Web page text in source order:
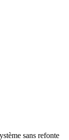
sans refonte